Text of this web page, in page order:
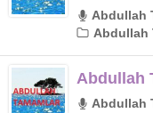
Abdullah
Abdullah
Abdullah
Abdullah